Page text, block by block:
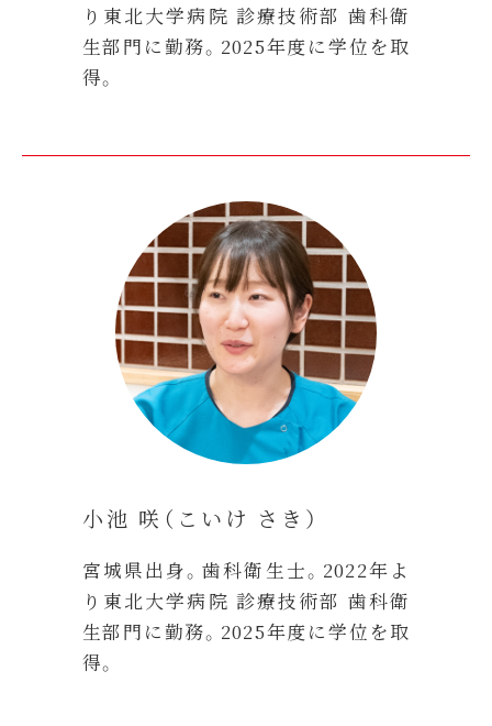
り東北大学病院 診療技術部 歯科衛
生部門に勤務。2025年度に学位を取
得。
小池 咲（こいけ さき）
宮城県出身。歯科衛生士。2022年よ
り東北大学病院 診療技術部 歯科衛
生部門に勤務。2025年度に学位を取
得。